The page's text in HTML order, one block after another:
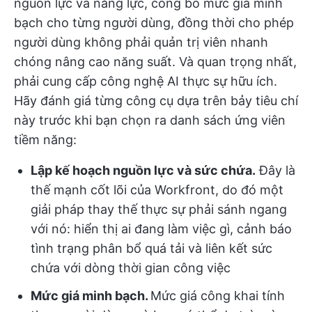
nguồn lực và năng lực, công bố mức giá minh
bạch cho từng người dùng, đồng thời cho phép
người dùng không phải quản trị viên nhanh
chóng nâng cao năng suất. Và quan trọng nhất,
phải cung cấp công nghệ AI thực sự hữu ích.
Hãy đánh giá từng công cụ dựa trên bảy tiêu chí
này trước khi bạn chọn ra danh sách ứng viên
tiềm năng:
Lập kế hoạch nguồn lực và sức chứa. Đây là
thế mạnh cốt lõi của Workfront, do đó một
giải pháp thay thế thực sự phải sánh ngang
với nó: hiển thị ai đang làm việc gì, cảnh báo
tình trạng phân bổ quá tải và liên kết sức
chứa với dòng thời gian công việc
Mức giá minh bạch. Mức giá công khai tính